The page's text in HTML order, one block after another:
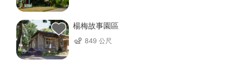
楊梅故事園區
849 公尺